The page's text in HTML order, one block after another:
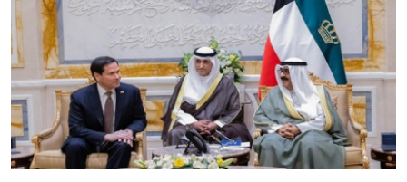
منوعات
فن وثقافة
علوم وتكنولوجيا
المرأة والجمال